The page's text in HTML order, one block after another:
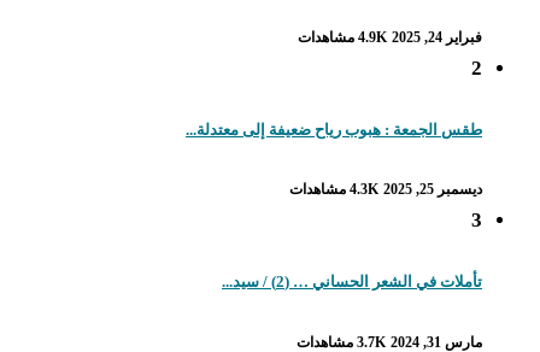
فبراير 24, 2025 4.9K مشاهدات
2
طقس الجمعة : هبوب رياح ضعيفة إلى معتدلة...
ديسمبر 25, 2025 4.3K مشاهدات
3
تأملات في الشعر الحساني … (2) / سيد...
مارس 31, 2024 3.7K مشاهدات